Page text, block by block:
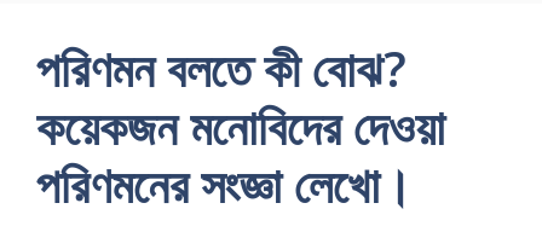
পরিণমন বলতে কী বােঝ?
কয়েকজন মনােবিদের দেওয়া
পরিণমনের সংজ্ঞা লেখাে।